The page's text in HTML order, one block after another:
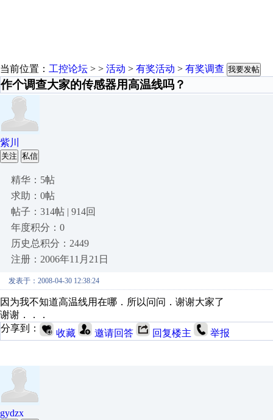
当前位置： 工控论坛 > > 活动 > 有奖活动 > 有奖调查 我要发帖
作个调查大家的传感器用高温线吗？
紫川
关注 私信
精华：5帖
求助：0帖
帖子：314帖 | 914回
年度积分：0
历史总积分：2449
注册：2006年11月21日
发表于：2008-04-30 12:38:24
因为我不知道高温线用在哪．所以问问．谢谢大家了
谢谢．．．
分享到：
收藏 邀请回答 回复楼主 举报
gydzx